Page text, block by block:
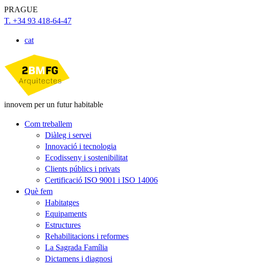
PRAGUE
T. +34 93 418-64-47
cat
innovem per un futur habitable
Com treballem
Diàleg i servei
Innovació i tecnologia
Ecodisseny i sostenibilitat
Clients públics i privats
Certificació ISO 9001 i ISO 14006
Què fem
Habitatges
Equipaments
Estructures
Rehabilitacions i reformes
La Sagrada Família
Dictamens i diagnosi